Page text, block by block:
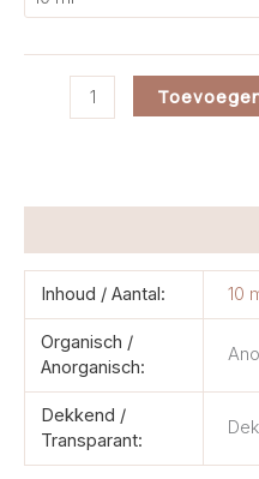
Inhoud / Aantal: 10
Organisch /
Anorganisch:
Dekkend /
Transparant: